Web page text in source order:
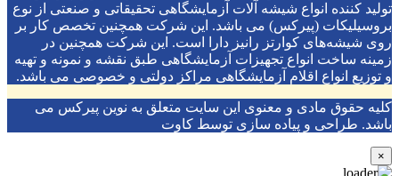
تولید کننده انواع شیشه آلات آزمایشگاهی تحقیقاتی و صنعتی از نوع
بروسیلیکات (پیرکس) می باشد. این شرکت همچنین تخصص کار بر
روی شیشه‌های کوارتز رانیز دارا است. این شرکت همچنین در
زمینه ساخت انواع تجهیزات آزمایشگاهی طبق نقشه و نمونه و تهیه
و توزیع انواع اقلام آزمایشگاهی ‌مراکز دولتی و خصوصی می باشد.
کلیه حقوق مادی و معنوی این سایت متعلق به نوین پیرکس می
باشد. طراحی و پیاده سازی توسط کاوت
×